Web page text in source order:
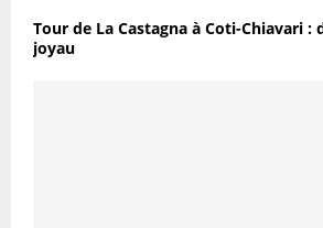
Tour de La Castagna à Coti-Chiavari :
joyau